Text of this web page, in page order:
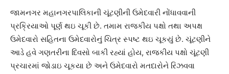
જામનગર મહાનગરપાલિકાની ચૂંટણીની ઉમેદવારી નોંધાવવાની
પ્રક્રિયાઓ પૂર્ણ થઇ ચૂકી છે. તમામ રાજકીય પક્ષો તથા અપક્ષ
ઉમેદવારો સહિતના ઉમેદવારોનું ચિત્ર સ્પષ્ટ થઇ ચૂકયું છે. ચૂંટણીને
આડે હવે ગણતરીના દિવસો બાકી રહ્યાં હોય, રાજકીય પક્ષો ચૂંટણી
પ્રચારમાં જોડાઇ ચૂકયા છે અને ઉમેદવારો મતદારોને રિઝવવા